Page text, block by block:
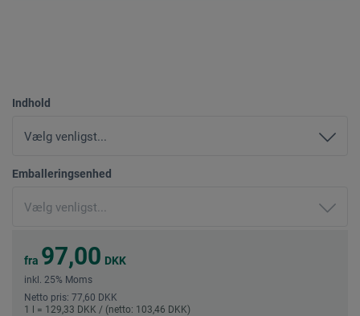
Indhold
Emballeringsenhed
fra 97,00 DKK
inkl. 25% Moms
Netto pris: 77,60 DKK
1 l = 129,33 DKK / (netto: 103,46 DKK)